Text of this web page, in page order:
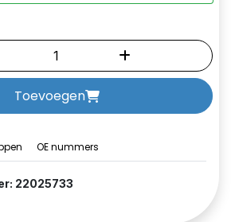
OE nummers
22025733
Toevoegen